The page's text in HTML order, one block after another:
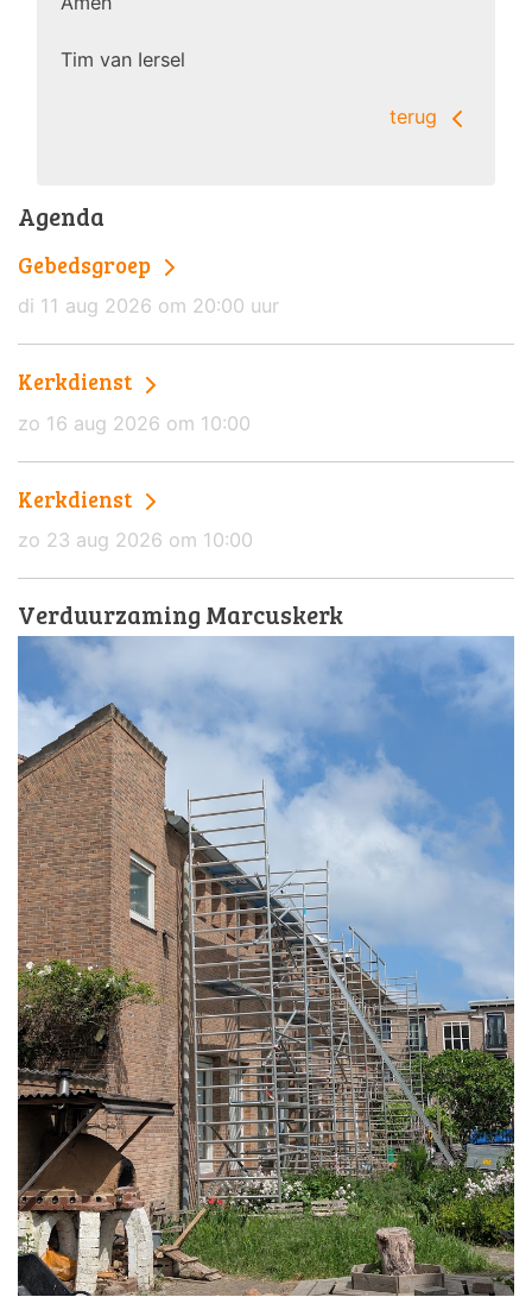
Tim van Iersel
terug
Agenda
Gebedsgroep
di 11 aug 2026 om 20:00 uur
Kerkdienst
zo 16 aug 2026 om 10:00
Kerkdienst
zo 23 aug 2026 om 10:00
Verduurzaming Marcuskerk